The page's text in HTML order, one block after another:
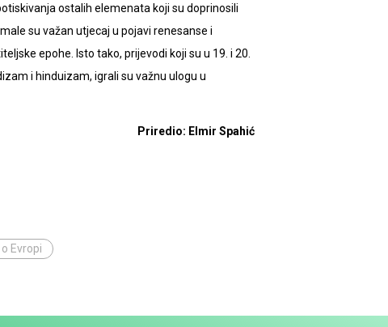
ostalih elemenata koji su doprinosili
su važan utjecaj u pojavi renesanse i
epohe. Isto tako, prijevodi koji su u 19. i 20.
i hinduizam, igrali su važnu ulogu u
Priredio: Elmir Spahić
Evropi